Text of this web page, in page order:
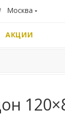
Москва
АКЦИИ